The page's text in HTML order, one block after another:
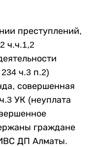
преступлений,
ч.ч.1,2
ч.3 п.2)
совершенная
УК (неуплата
граждане
ДП Алматы.